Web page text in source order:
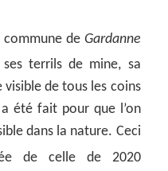
commune de Gardanne
terrils de mine, sa
de tous les coins
été fait pour que l’on
dans la nature. Ceci
de celle de 2020